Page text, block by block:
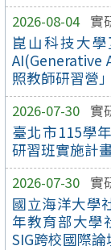
2026-08-04 實
崑山科技大
AI(Generative
照教師研習營」
2026-07-30 實
臺北市115學
研習班實施計
2026-07-30 實
國立海洋大學
年教育部大學
SIG跨校國際論